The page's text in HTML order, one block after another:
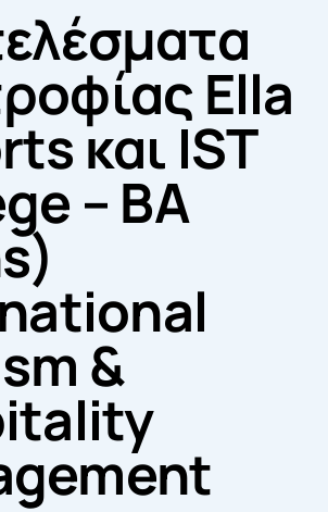
& ΜΕΤΑΠΤΥΧΙΑΚΑ
& ΣΕΜΙΝΑΡΙΑ
ΣΤΗΝ ΕΛΛΑΔΑ
ΕΠΙΚΟΙΝΩΝΙΑ
Ella
και IST
– BA
&